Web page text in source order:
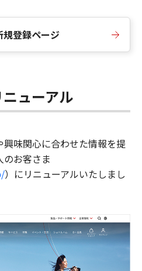
登録ページ
ューアル
味関心に合わせた情報を提
お客さま
）にリニューアルいたしまし